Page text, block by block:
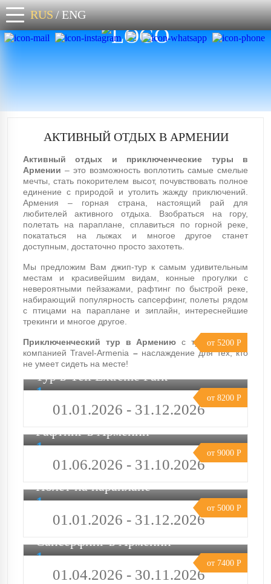
RUS/ENG
АКТИВНЫЙ ОТДЫХ В АРМЕНИИ
Активный отдых и приключенческие туры в
Армении – это возможность воплотить самые смелые
мечты, стать покорителем высот, почувствовать полное
единение с природой и утолить жажду приключений.
Армения – горная страна, настоящий рай для
любителей активного отдыха. Взобраться на гору,
полетать на параплане, сплавиться по горной реке,
покататься на лыжах и многое другое станет
доступным, достаточно просто захотеть.
Мы предложим Вам джип-тур к самым удивительным
местам и красивейшим видам, конные прогулки с
невероятными пейзажами, рафтинг по быстрой реке,
набирающий популярность сапсерфинг, полеты рядом
с птицами на параплане и зиплайн, интереснейшие
трекинги и многое другое.
Приключенческий тур в Армениюс туристической
компанией Travel-Armenia – наслаждение для тех, кто
не умеет сидеть на месте!
Тур в Yell Extreme Park
1 день
01.01.2026 - 31.12.2026
от 5200 Р
Рафтинг в Армении
1 день
01.06.2026 - 31.10.2026
от 8200 Р
Полет на параплане
1 день
01.01.2026 - 31.12.2026
от 9000 Р
Сапсёрфинг в Армении
1 день
01.04.2026 - 30.11.2026
от 5000 Р
от 7400 Р